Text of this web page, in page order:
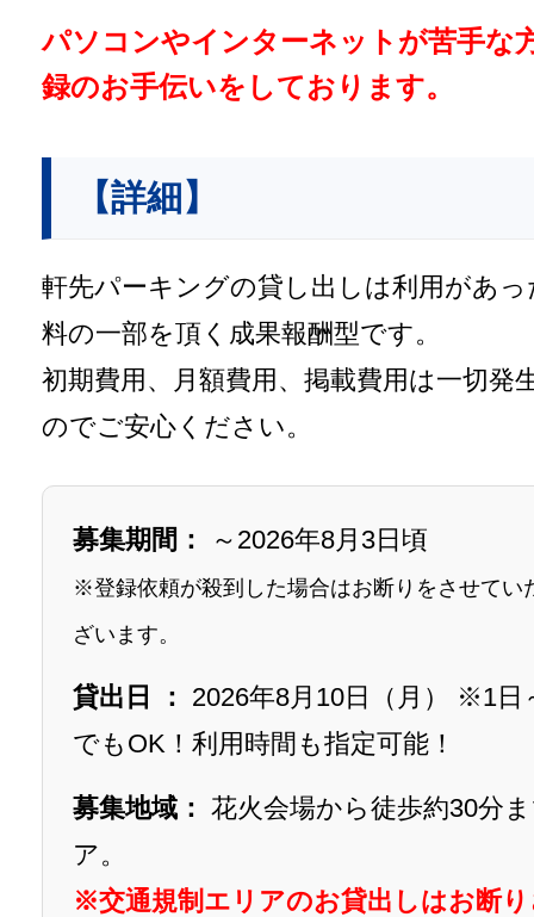
パソコンやインターネットが苦手な
録のお手伝いをしております。
【詳細】
軒先パーキングの貸し出しは利用があ
料の一部を頂く成果報酬型です。
初期費用、月額費用、掲載費用は一切発
のでご安心ください。
募集期間： ～2026年8月3日頃
※登録依頼が殺到した場合はお断りをさせてい
ざいます。
貸出日 ： 2026年8月10日（月） ※1日
でもOK！利用時間も指定可能！
募集地域： 花火会場から徒歩約30分
ア。
※交通規制エリアのお貸出しはお断